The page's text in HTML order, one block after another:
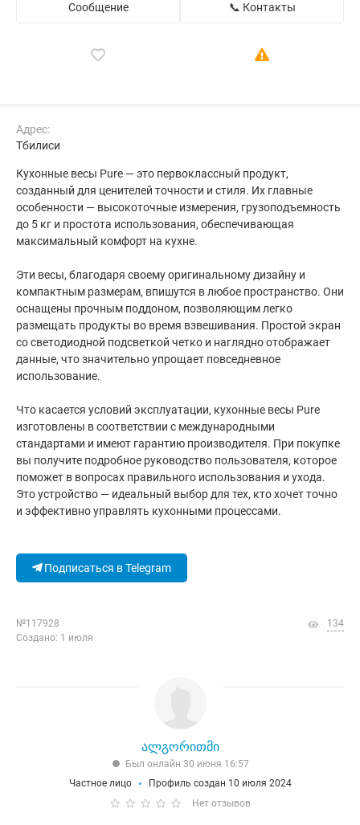
Сообщение 📞 Контакты
Адрес:
Тбилиси
Кухонные весы Pure — это первоклассный продукт,
созданный для ценителей точности и стиля. Их главные
особенности — высокоточные измерения, грузоподъемность
до 5 кг и простота использования, обеспечивающая
максимальный комфорт на кухне.
Эти весы, благодаря своему оригинальному дизайну и
компактным размерам, впишутся в любое пространство. Они
оснащены прочным поддоном, позволяющим легко
размещать продукты во время взвешивания. Простой экран
со светодиодной подсветкой четко и наглядно отображает
данные, что значительно упрощает повседневное
использование.
Что касается условий эксплуатации, кухонные весы Pure
изготовлены в соответствии с международными
стандартами и имеют гарантию производителя. При покупке
вы получите подробное руководство пользователя, которое
поможет в вопросах правильного использования и ухода.
Это устройство — идеальный выбор для тех, кто хочет точно
и эффективно управлять кухонными процессами.
Подписаться в Telegram
№117928
Создано: 1 июля
134
ალგორითმი
Был онлайн 30 июня 16:57
Частное лицо
Профиль создан 10 июля 2024
Нет отзывов